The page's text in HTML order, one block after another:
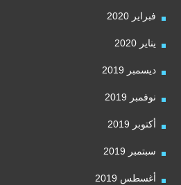
فبراير 2020
يناير 2020
ديسمبر 2019
نوفمبر 2019
أكتوبر 2019
سبتمبر 2019
أغسطس 2019